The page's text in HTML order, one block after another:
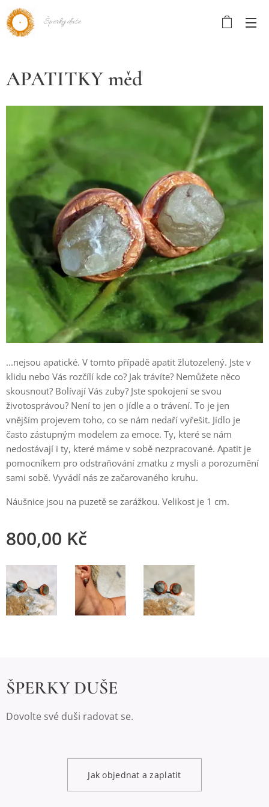
Šperky duše
APATITKY měď
...nejsou apatické. V tomto případě apatit žlutozelený. Jste v
klidu nebo Vás rozčílí kde co? Jak trávíte? Nemůžete něco
skousnout? Bolívají Vás zuby? Jste spokojení se svou
životosprávou? Není to jen o jídle a o trávení. To je jen
vnějším projevem toho, co se nám nedaří vyřešit. Jídlo je
často zástupným modelem za emoce. Ty, které se nám
nedostávají i ty, které máme v sobě nezpracované. Apatit je
pomocníkem pro odstraňování zmatku z mysli a porozumění
sami sobě. Vyvádí nás ze začarovaného kruhu.
Náušnice jsou na puzetě se zarážkou. Velikost je 1 cm.
800,00 Kč
ŠPERKY DUŠE
Dovolte své duši radovat se.
Jak objednat a zaplatit